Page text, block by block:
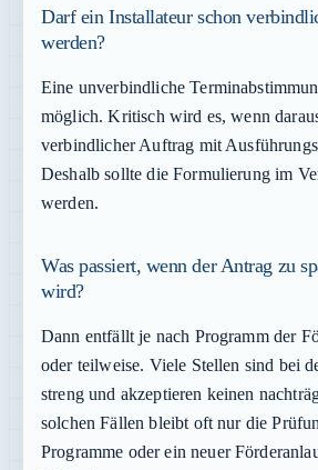
Darf ein Installateur schon
werden?
Eine unverbindliche
möglich. Kritisch wird es, wenn
verbindlicher Auftrag mit
Deshalb sollte die Formulierung im
werden.
Was passiert, wenn der Antrag zu
wird?
Dann entfällt je nach Programm der
oder teilweise. Viele Stellen sind bei
streng und akzeptieren keinen
solchen Fällen bleibt oft nur die
Programme oder ein neuer